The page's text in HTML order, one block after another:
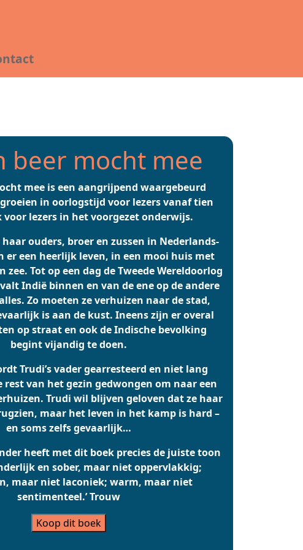
beer mocht mee
mee is een aangrijpend waargebeurd
in oorlogstijd voor lezers vanaf tien
voor lezers in het voorgezet onderwijs.
ouders, broer en zussen in Nederlands-
er een heerlijk leven, in een mooi huis met
Tot op een dag de Tweede Wereldoorlog
Indië binnen en van de ene op de andere
Zo moeten ze verhuizen naar de stad,
is aan de kust. Ineens zijn er overal
op straat en ook de Indische bevolking
begint vijandig te doen.
Trudi’s vader gearresteerd en niet lang
van het gezin gedwongen om naar een
Trudi wil blijven geloven dat ze haar
maar het leven in het kamp is hard –
en soms zelfs gevaarlijk…
heeft met dit boek precies de juiste toon
en sober, maar niet oppervlakkig;
maar niet laconiek; warm, maar niet
sentimenteel.’ Trouw
Koop dit boek